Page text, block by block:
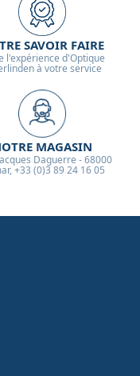
SAVOIR FAIRE
l'expérience d'Optique
à votre service
MAGASIN
Daguerre - 68000
+33 (0)3 89 24 16 05